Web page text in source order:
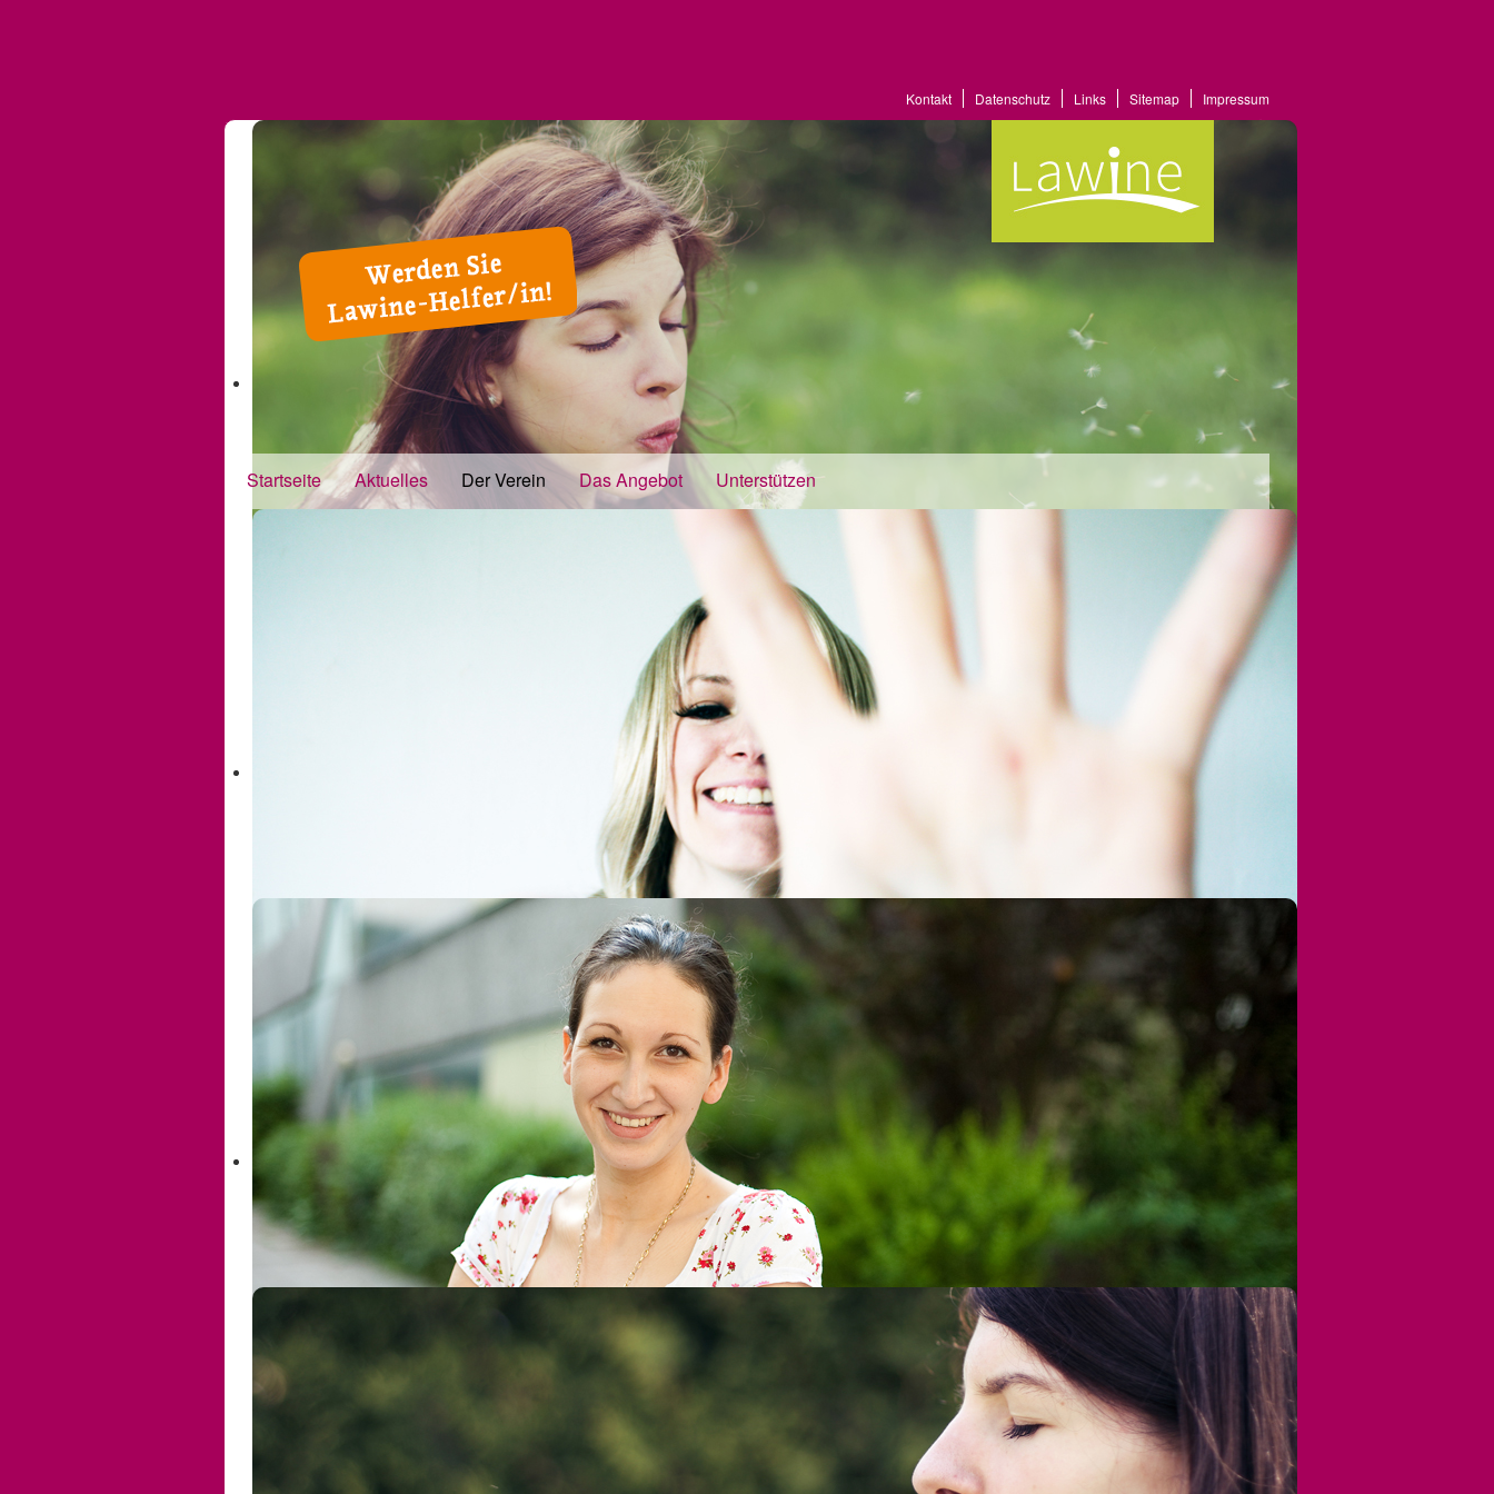
Kontakt Datenschutz Links Sitemap Impressum
Startseite Aktuelles Der Verein Das Angebot Unterstützen
Kooperation, Vernetzung und Öffentlichkeitsarbeit
In unserem Arbeitszusammenhang ist die Kooperation mit anderen Institutionen und Berufsgruppen
unabdingbar. Zu den Kooperationspartnern zählen andere Fachberatungsstellen, Frauenhäuser, Jugendämter,
Polizei, Staatsanwaltschaft, Therapeuten/-innen, Ärzte/-innen, Kliniken, Familienhilfevereine, Schulen,
Kindertageseinrichtungen/Horte, Wohngruppen/Heime, Anwälte/-innen, Einrichtungen der Kirche, Einrichtungen
der offenen Jugendarbeit, Frauenbüros, Schulsozialarbeiter/-innen etc.
Darüber hinaus ist Lawine e.V. in unterschiedlichen Arbeitskreisen stadt-, kreis-, landes- und bundesweit
vernetzt und nimmt regelmäßig daran teil, z. B. am:
Arbeitskreis Sexuelle Gewalt
Arbeitskreis Keine Gewalt gegen Frauen Hanau
Arbeitskreis Häusliche Gewalt des MKK
Mädchenarbeitskreis
Arbeitskreis Kinder psychisch kranker Eltern
Arbeitsgemeinschaft nach §78 KJHG
Arbeitskreis zur Kooperation Hanauer Beratungsstellen
Arbeitskreis Organisierte Rituelle Gewalt Rheinland-Pfalz und der LAG Hessen
Bundeskoordinierung Spezialisierter Fachberatung gegen sexualisierte Gewalt in Kindheit und Jugend
(BKSF)
Landesarbeitsgemeinschaft der feministischen Projekte gegen sexuelle Gewalt an Mädchen und Jungen
(LAG Hessen)
Bundesarbeitsgemeinschaft der feministischen Projekte gegen sexuelle Gewalt an Mädchen und Jungen
(BAG Forsa)
Regionale Vernetzung des Paritätischen Hessen
Qualitätszirkel § 8a
Die Einrichtung ist Mitglied des Paritätischen Hessen,der
Deutschen Gesellschaft für Prävention und
Intervention bei Kindesmisshandlung und -vernachlässigung e.V.(DGfPI) sowie derHanauer Hilfe .
Öffentlichkeitsarbeit ist wesentlicher Bestandteil unserer Tätigkeit. Die Einrichtung strebt ein entsprechend den
ihr zur Verfügung stehenden Mitteln optimale Bedarfsdeckung an. Dies erfordert eine intensive
Öffentlichkeitsarbeit zur Absicherung der Strukturqualität der Beratungsstellenarbeit.